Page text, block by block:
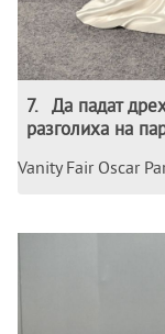
7.
Да падат
разголиха на
Vanity Fair Oscar